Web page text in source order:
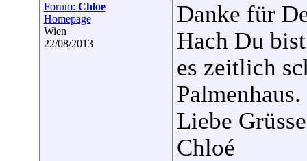
Forum: Chloe
Homepage
Wien
22/08/2013
Danke für
Hach Du
es zeitlich
Palmenhaus.
Liebe
Chloé